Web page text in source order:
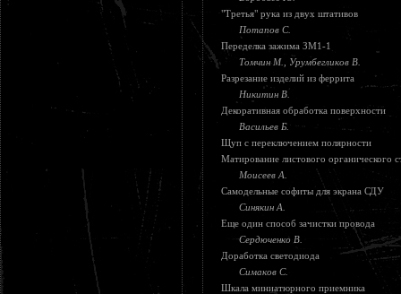
"Третья" рука из двух штативов
Потапов С.
Переделка зажима ЗМ1-1
Томчин М., Урумбегликов В.
Разрезание изделий из феррита
Никитин В.
Декоративная обработка поверхности
Васильев Б.
Щуп с переключением полярности
Матирование листового органического
Моисеев А.
Самодельные софиты для экрана СДУ
Синякин А.
Еще один способ зачистки провода
Сердюченко В.
Доработка светодиода
Симаков С.
Шкала миниатюрного приемника